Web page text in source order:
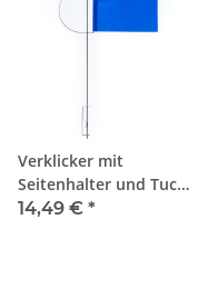
Verklicker mit
Seitenhalter und Tuch,
125mm, blau
14,49 € *